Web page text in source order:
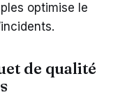
optimise le
de qualité